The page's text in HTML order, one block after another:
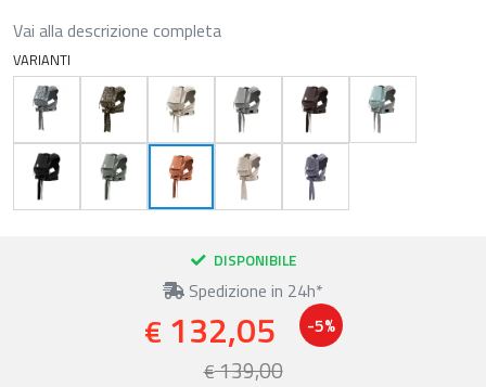
Vai alla descrizione completa
VARIANTI
DISPONIBILE
Spedizione in 24h*
€ 132,05 -5%
€139,00